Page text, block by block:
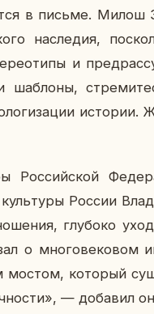
в письме. Милош
на­сле­дия,
и
шаб­ло­ны,
Рос­сий­ской
России
глу­бо­ко
о мно­го­ве­ко­вом
мостом, ко­то­рый
— до­ба­вил